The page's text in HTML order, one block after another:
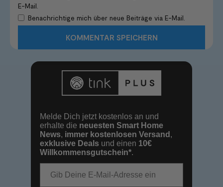
E-Mail.
Benachrichtige mich über neue Beiträge via E-Mail.
Melde Dich jetzt kostenlos an und
erhalte die neuesten Smart Home
News, immer kostenlosen Versand ,
exklusive Deals und einen 10€
Willkommensgutschein*.